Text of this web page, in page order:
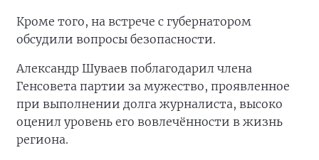
Кроме того, на встрече с губернатором
обсудили вопросы безопасности.
Александр Шуваев поблагодарил члена
Генсовета партии за мужество, проявленное
при выполнении долга журналиста, высоко
оценил уровень его вовлечённости в жизнь
региона.